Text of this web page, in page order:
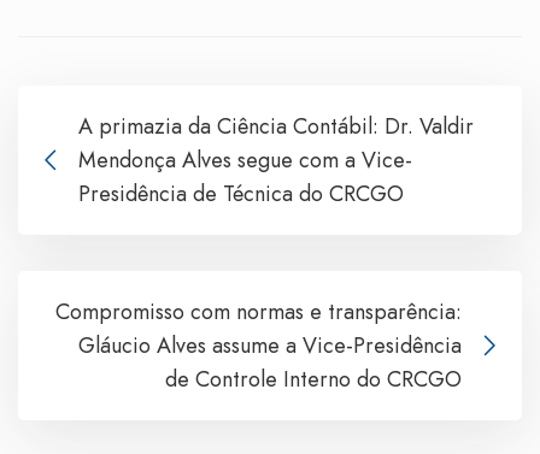
A primazia da Ciência Contábil: Dr. Valdir
Mendonça Alves segue com a Vice-
Presidência de Técnica do CRCGO
Compromisso com normas e transparência:
Gláucio Alves assume a Vice-Presidência
de Controle Interno do CRCGO